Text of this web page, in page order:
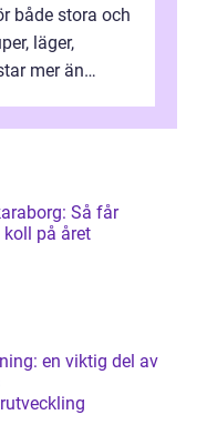
både stora och
läger,
mer än
Så får
på året
en viktig del av